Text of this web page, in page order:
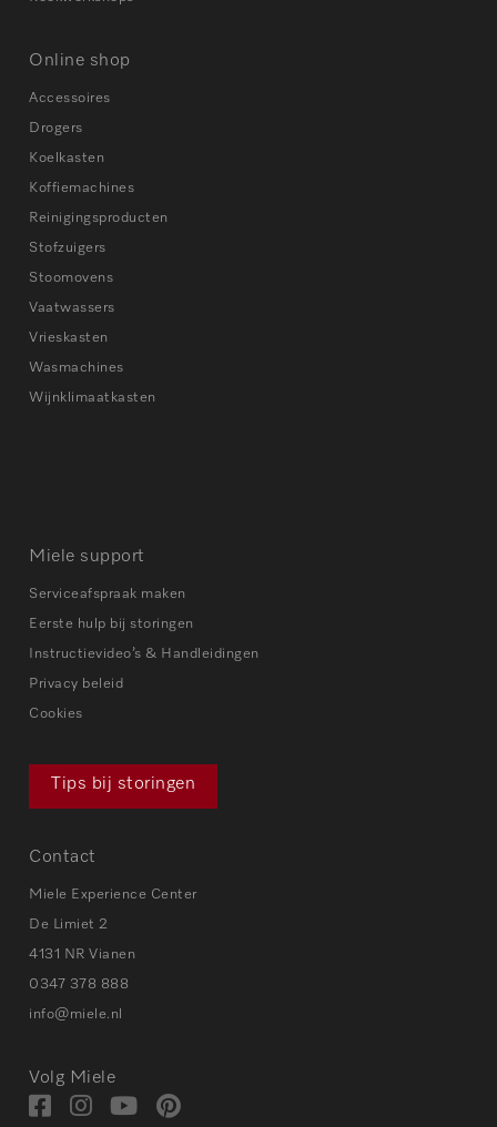
Online shop
Accessoires
Drogers
Koelkasten
Koffiemachines
Reinigingsproducten
Stofzuigers
Stoomovens
Vaatwassers
Vrieskasten
Wasmachines
Wijnklimaatkasten
Miele support
Serviceafspraak maken
Eerste hulp bij storingen
Instructievideo’s & Handleidingen
Privacy beleid
Cookies
Tips bij storingen
Contact
Miele Experience Center
De Limiet 2
4131 NR Vianen
0347 378 888
info@miele.nl
Volg Miele
Bezoek
BezoekBezoek
Visit